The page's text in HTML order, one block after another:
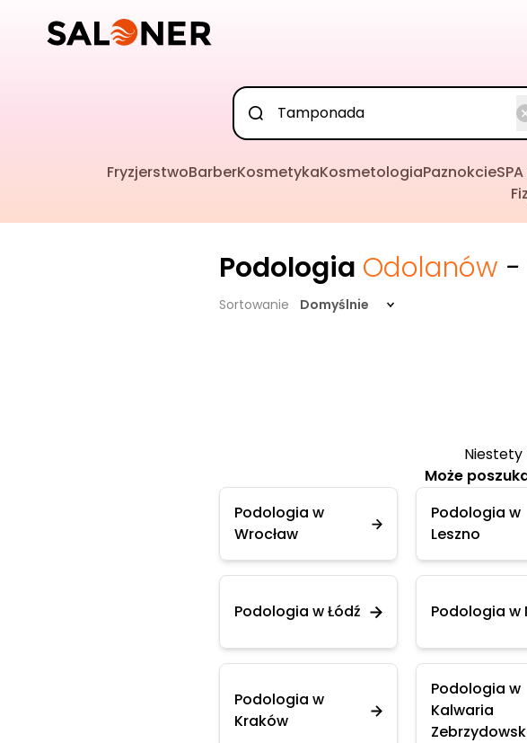
FryzjerstwoBarberKosmetykaKosmetologiaPaznokcie
Podologia Odolanów -
Sortowanie Domyślnie
Niestety
Może
Podologia w
Wrocław
Podologia w
Leszno
Podologia w Łódź Podologia w
Podologia w
Kraków
Podologia w
Kalwaria